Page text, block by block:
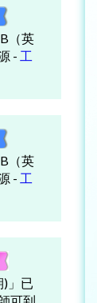
（英
- 工
（英
- 工
)」已